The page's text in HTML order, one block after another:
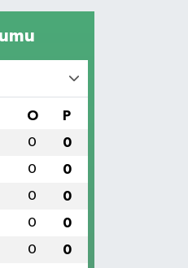
O P
0 0
0 0
0 0
0 0
0 0